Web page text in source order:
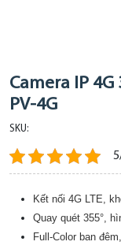
Camera IP 4G
PV-4G
SKU:
Kết nối 4G LTE,
Quay quét 355°,
Full-Color ban